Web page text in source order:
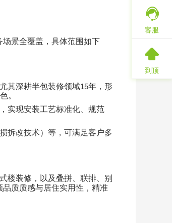
景全覆盖，具体范围如下
其深耕半包装修领域15年，形
。
实现安装工艺标准化、规范
拆改技术）等，可满足客户多
楼装修，以及叠拼、联排、别
质质感与居住实用性，精准
客服
到顶